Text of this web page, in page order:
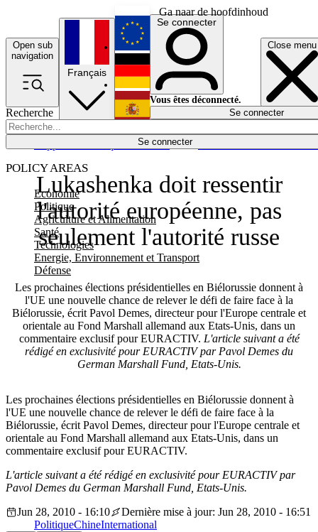
Ga naar de hoofdinhoud
Open sub
navigation
Close menu
Recherche
Se connecter
POLICY AREAS
Economie
Politique
Agriculture et Alimentation
Santé
Technologies
Energie, Environnement et Transport
Défense
Économie
Français
English
Deutsch
Español
Se connecter
Vous êtes déconnecté.
Se connecter
Lukashenka doit ressentir
l'autorité européenne, pas
seulement l'autorité russe
Les prochaines élections présidentielles en Biélorussie donnent à
l'UE une nouvelle chance de relever le défi de faire face à la
Biélorussie, écrit Pavol Demes, directeur pour l'Europe centrale et
orientale au Fond Marshall allemand aux Etats-Unis, dans un
commentaire exclusif pour EURACTIV. L'article suivant a été
rédigé en exclusivité pour EURACTIV par Pavol Demes du
German Marshall Fund, Etats-Unis.
Les prochaines élections présidentielles en Biélorussie donnent à
l'UE une nouvelle chance de relever le défi de faire face à la
Biélorussie, écrit Pavol Demes, directeur pour l'Europe centrale et
orientale au Fond Marshall allemand aux Etats-Unis, dans un
commentaire exclusif pour EURACTIV.
L'article suivant a été rédigé en exclusivité pour EURACTIV par
Pavol Demes du German Marshall Fund, Etats-Unis.
Jun 28, 2010 - 16:10
Dernière mise à jour: Jun 28, 2010 - 16:51
PolitiqueChineInternational